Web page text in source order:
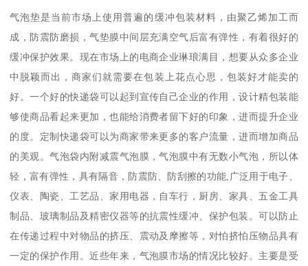
气泡垫是当前市场上使用普遍的缓冲包装材料，由聚乙烯加工而
成，防震防磨损，气垫膜中间层充满空气后富有弹性，有着很好的
缓冲保护效果。现在市场上的电商企业琳琅满目，想要从众多企业
中脱颖而出，商家们就需要在包装上花点心思，包装好才能卖的
好。一个好的快递袋可以起到宣传自己企业的作用，设计精包装能
够使商品看起来更加，也能给消费者留下好的印象，进而提升企业
的度。定制快递袋可以为商家带来更多的客户流量，进而增加商品
的美观。气泡袋内附减震气泡膜，气泡膜中有无数小气泡，所以体
轻，富有弹性，具有隔音，防震防、防刮擦的功能,广泛用于电子、
仪表、陶瓷、工艺品、家用电器，自车行，厨房、家具、五金工具
制品、玻璃制品及精密仪器等的抗震性缓冲、保护包装。可以防止
在传递过程中对物品的挤压、震动及摩擦等，对怕挤怕压物品具有
一定的保护作用。近些年来，气泡膜市场的情况比较好。主要是受